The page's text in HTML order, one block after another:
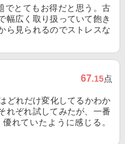
でとてもお得だと思う。古
幅広く取り扱っていて飽き
ら見られるのでストレスな
67.15点
どれだけ変化してるかわか
れぞれ試してみたが、一番
れていたように感じる。